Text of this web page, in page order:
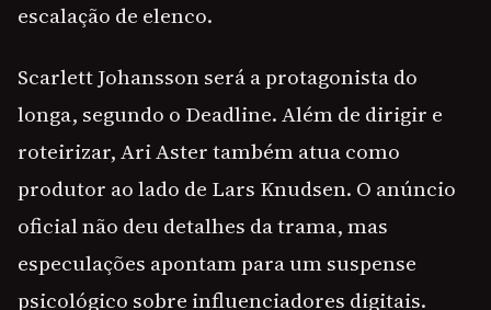
escalação de elenco.
Scarlett Johansson será a protagonista do
longa, segundo o Deadline. Além de dirigir e
roteirizar, Ari Aster também atua como
produtor ao lado de Lars Knudsen. O anúncio
oficial não deu detalhes da trama, mas
especulações apontam para um suspense
psicológico sobre influenciadores digitais.